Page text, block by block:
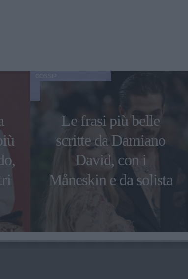
Le frasi più belle
scritte da Damiano
David, con i
Måneskin e da solista